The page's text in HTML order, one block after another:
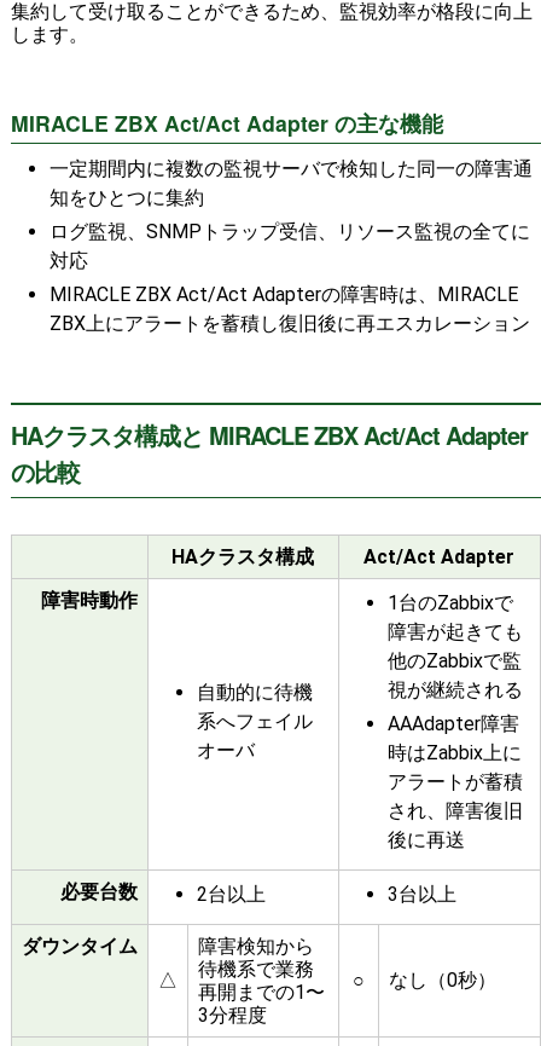
集約して受け取ることができるため、監視効率が格段に向上
します。
MIRACLE ZBX Act/Act Adapter の主な機能
一定期間内に複数の監視サーバで検知した同一の障害通
知をひとつに集約
ログ監視、SNMPトラップ受信、リソース監視の全てに
対応
MIRACLE ZBX Act/Act Adapterの障害時は、MIRACLE
ZBX上にアラートを蓄積し復旧後に再エスカレーション
HAクラスタ構成と MIRACLE ZBX Act/Act Adapter
の比較
HAクラスタ構成
Act/Act Adapter
障害時動作
自動的に待機
系へフェイル
オーバ
1台のZabbixで
障害が起きても
他のZabbixで監
視が継続される
AAAdapter障害
時はZabbix上に
アラートが蓄積
され、障害復旧
後に再送
必要台数 2台以上 3台以上
ダウンタイム
△
障害検知から
待機系で業務
再開までの1〜
3分程度
○ なし（0秒）